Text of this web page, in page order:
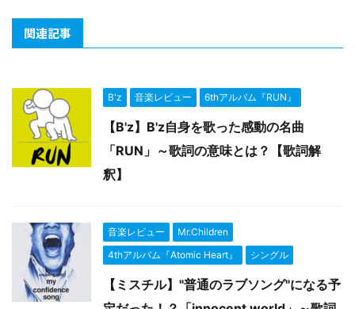
関連記事
B'z 音楽レビュー 6thアルバム『RUN』
【B'z】B'z自身を歌った感動の名曲
「RUN」～歌詞の意味とは？【歌詞解
釈】
音楽レビュー
Mr.Children
4thアルバム『Atomic Heart』
シングル
【ミスチル】"普通のラブソング"になる予